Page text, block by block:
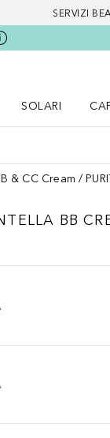
SERVIZI
SOLARI
& CC Cream
BB